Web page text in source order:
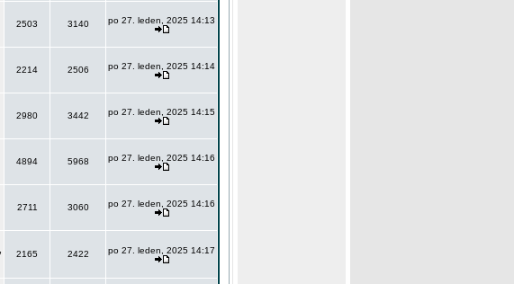
2503 3140 po 27. leden, 2025 14:13
2214 2506 po 27. leden, 2025 14:14
2980 3442 po 27. leden, 2025 14:15
4894 5968 po 27. leden, 2025 14:16
2711 3060 po 27. leden, 2025 14:16
2165 2422 po 27. leden, 2025 14:17